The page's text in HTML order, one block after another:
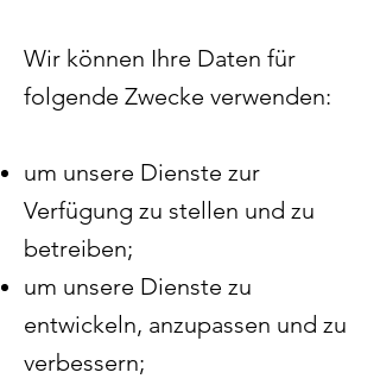
Wir können Ihre Daten für
folgende Zwecke verwenden:
um unsere Dienste zur
Verfügung zu stellen und zu
betreiben;
um unsere Dienste zu
entwickeln, anzupassen und zu
verbessern;